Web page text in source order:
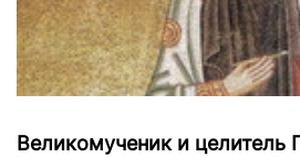
Великомученик и целитель